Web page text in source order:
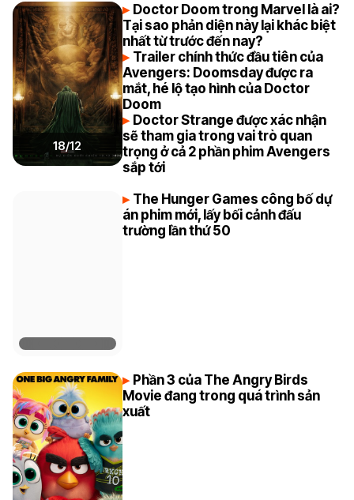
18/12
Doctor Doom trong Marvel là ai?
Tại sao phản diện này lại khác biệt
nhất từ trước đến nay?
Trailer chính thức đầu tiên của
Avengers: Doomsday được ra
mắt, hé lộ tạo hình của Doctor
Doom
Doctor Strange được xác nhận
sẽ tham gia trong vai trò quan
trọng ở cả 2 phần phim Avengers
sắp tới
The Hunger Games công bố dự
án phim mới, lấy bối cảnh đấu
trường lần thứ 50
Phần 3 của The Angry Birds
Movie đang trong quá trình sản
xuất